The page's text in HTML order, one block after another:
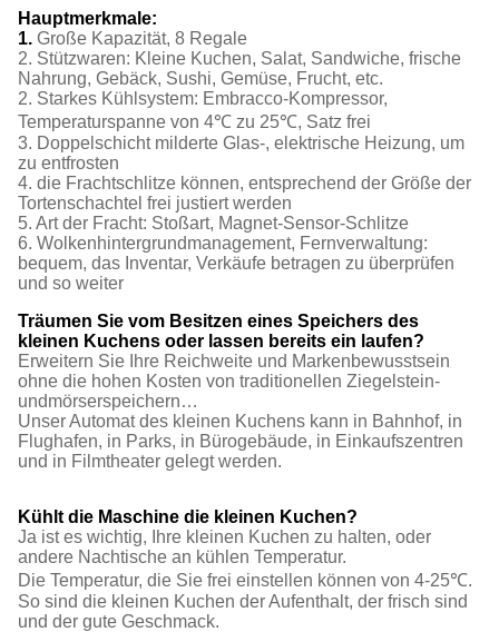
Hauptmerkmale:
1. Große Kapazität, 8 Regale
2. Stützwaren: Kleine Kuchen, Salat, Sandwiche, frische
Nahrung, Gebäck, Sushi, Gemüse, Frucht, etc.
2. Starkes Kühlsystem: Embracco-Kompressor,
Temperaturspanne von 4℃ zu 25℃, Satz frei
3. Doppelschicht milderte Glas-, elektrische Heizung, um
zu entfrosten
4. die Frachtschlitze können, entsprechend der Größe der
Tortenschachtel frei justiert werden
5. Art der Fracht: Stoßart, Magnet-Sensor-Schlitze
6. Wolkenhintergrundmanagement, Fernverwaltung:
bequem, das Inventar, Verkäufe betragen zu überprüfen
und so weiter
Träumen Sie vom Besitzen eines Speichers des
kleinen Kuchens oder lassen bereits ein laufen?
Erweitern Sie Ihre Reichweite und Markenbewusstsein
ohne die hohen Kosten von traditionellen Ziegelstein-
undmörserspeichern…
Unser Automat des kleinen Kuchens kann in Bahnhof, in
Flughafen, in Parks, in Bürogebäude, in Einkaufszentren
und in Filmtheater gelegt werden.
Kühlt die Maschine die kleinen Kuchen?
Ja ist es wichtig, Ihre kleinen Kuchen zu halten, oder
andere Nachtische an kühlen Temperatur.
Die Temperatur, die Sie frei einstellen können von 4-25℃.
So sind die kleinen Kuchen der Aufenthalt, der frisch sind
und der gute Geschmack.